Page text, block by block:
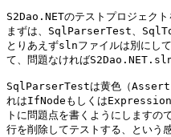
S2Dao.NETのテストプロジェクト
まずは、SqlParserTest、
とりあえずslnファイルは別にし
て、問題なければ
SqlParserTestは黄色（
れはIfNodeもしくは
トに問題点を書くようにします
行を削除してテストする、という